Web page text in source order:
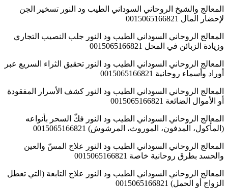
المعالج والشيخ الروحاني السوداني الطيب ود النور تسخير الجن
لإحضار المال 0015065166821
المعالج الروحاني السوداني الطيب ود النور جلب النصيب التجاري
وزيادة الزبائن في المحل 0015065166821
المعالج الروحاني السوداني الطيب ود النور تحقيق الثراء السريع عبر
أوراد وأسماء روحانية 0015065166821
المعالج الروحاني السوداني الطيب ود النور كشف الأسرار المفقودة
أو الأموال الضائعة 0015065166821
المعالج الروحاني السوداني الطيب ود النور فكّ السحر بأنواعه
(المأكول، المدفون، الموروث، المرشوش) 0015065166821
المعالج الروحاني السوداني الطيب ود النور علاج المسّ والعين
والحسد بطرق روحانية خاصة 0015065166821
المعالج الروحاني السوداني الطيب ود النور علاج التابعة (التي تعطل
الزواج أو الحمل) 0015065166821